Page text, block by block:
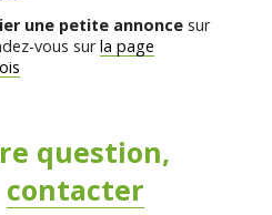
une petite annoncesur
vous sur la page
question,
contacter